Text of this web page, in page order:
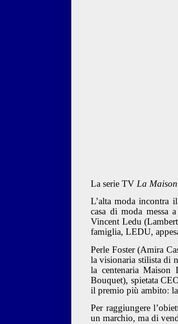
La serie TV La Maison
L’alta moda incontra
casa di moda messa
Vincent Ledu
famiglia, LEDU,
Perle Foster (Amira
la visionaria stilista di
la centenaria
Bouquet), spietata
il premio più ambito:
Per raggiungere
un marchio, ma di